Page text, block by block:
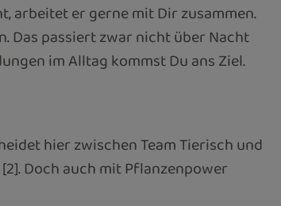
arbeitet er gerne mit Dir zusammen.
Das passiert zwar nicht über Nacht
im Alltag kommst Du ans Ziel.
hier zwischen Team Tierisch und
Doch auch mit Pflanzenpower